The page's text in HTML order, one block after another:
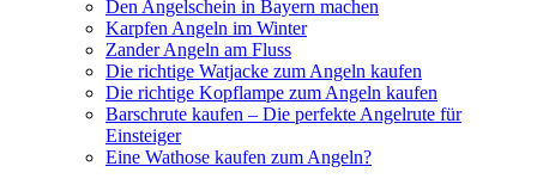
Den Angelschein in Bayern machen
Karpfen Angeln im Winter
Zander Angeln am Fluss
Die richtige Watjacke zum Angeln kaufen
Die richtige Kopflampe zum Angeln kaufen
Barschrute kaufen – Die perfekte Angelrute für
Einsteiger
Eine Wathose kaufen zum Angeln?